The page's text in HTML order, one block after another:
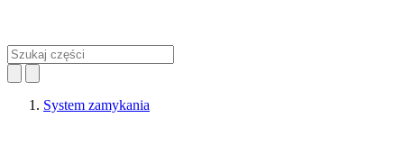
System zamykania